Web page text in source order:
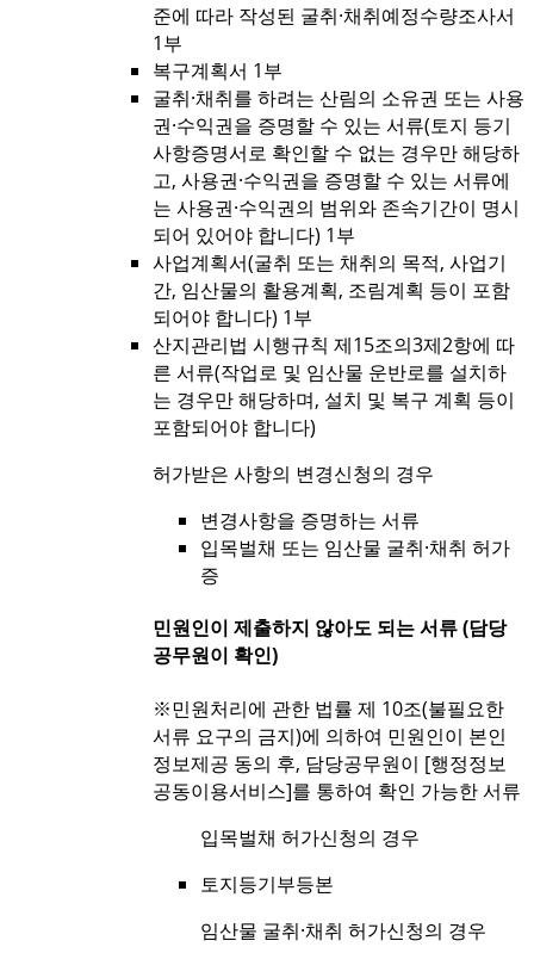
준에 따라 작성된 굴취·채취예정수량조사서
1부
복구계획서 1부
굴취·채취를 하려는 산림의 소유권 또는 사용
권·수익권을 증명할 수 있는 서류(토지 등기
사항증명서로 확인할 수 없는 경우만 해당하
고, 사용권·수익권을 증명할 수 있는 서류에
는 사용권·수익권의 범위와 존속기간이 명시
되어 있어야 합니다) 1부
사업계획서(굴취 또는 채취의 목적, 사업기
간, 임산물의 활용계획, 조림계획 등이 포함
되어야 합니다) 1부
산지관리법 시행규칙 제15조의3제2항에 따
른 서류(작업로 및 임산물 운반로를 설치하
는 경우만 해당하며, 설치 및 복구 계획 등이
포함되어야 합니다)
허가받은 사항의 변경신청의 경우
변경사항을 증명하는 서류
입목벌채 또는 임산물 굴취·채취 허가
증
민원인이 제출하지 않아도 되는 서류 (담당
공무원이 확인)
※민원처리에 관한 법률 제 10조(불필요한
서류 요구의 금지)에 의하여 민원인이 본인
정보제공 동의 후, 담당공무원이 [행정정보
공동이용서비스]를 통하여 확인 가능한 서류
입목벌채 허가신청의 경우
토지등기부등본
임산물 굴취·채취 허가신청의 경우